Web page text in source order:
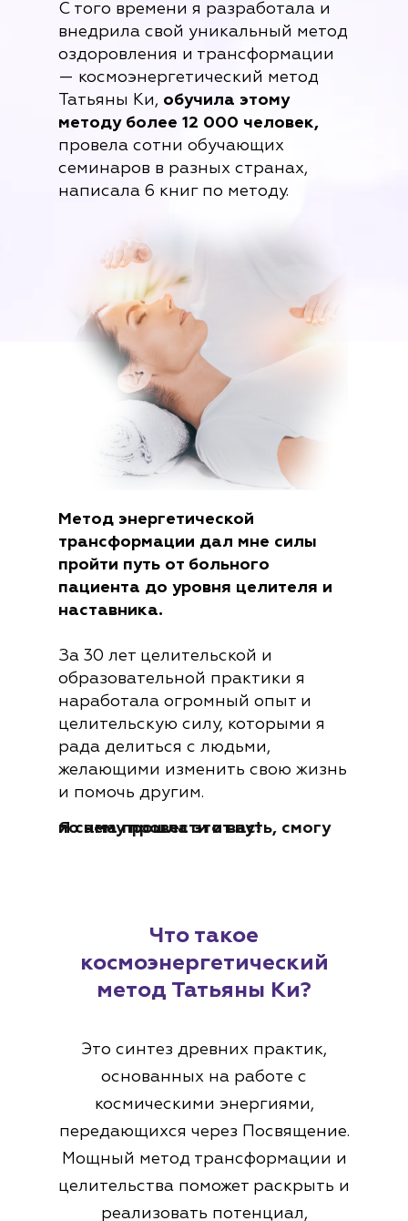
Я сама прошла этот путь, смогу по нему провести и вас!
С того времени я разработала и
внедрила свой уникальный метод
оздоровления и трансформации
— космоэнергетический метод
Татьяны Ки, обучила этому
методу более 12 000 человек,
провела сотни обучающих
семинаров в разных странах,
написала 6 книг по методу.
Метод энергетической
трансформации дал мне силы
пройти путь от больного
пациента до уровня целителя и
наставника.
За 30 лет целительской и
образовательной практики я
наработала огромный опыт и
целительскую силу, которыми я
рада делиться с людьми,
желающими изменить свою жизнь
и помочь другим.
Это синтез древних практик,
основанных на работе с
космическими энергиями,
передающихся через Посвящение.
Мощный метод трансформации и
целительства поможет раскрыть и
реализовать потенциал,
Что такое
космоэнергетический
метод Татьяны Ки?